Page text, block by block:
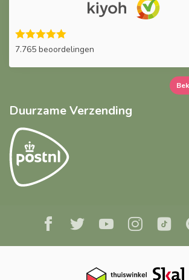
7.765 beoordelingen
Duurzame Verzending